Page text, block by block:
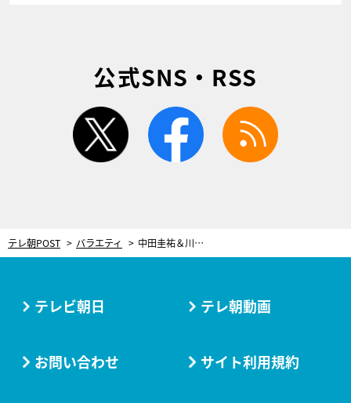
公式SNS・RSS
twitter facebook
テレ朝POST バラエティ 中田圭祐＆川島海荷、夜の公園で急接近！バックハグにガチ照れ「熱くなってきてる…」
テレビ朝日 テレ朝動画
お問い合わせ サイト利用規約